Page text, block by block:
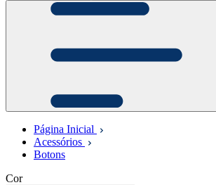
Página Inicial
Acessórios
Botons
Cor